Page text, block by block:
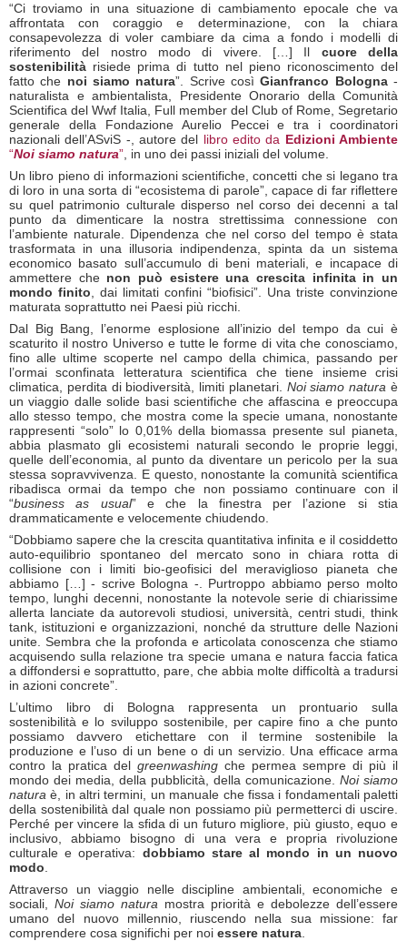
“Ci troviamo in una situazione di cambiamento epocale che va
affrontata con coraggio e determinazione, con la chiara
consapevolezza di voler cambiare da cima a fondo i modelli di
riferimento del nostro modo di vivere. […] Il cuore della
sostenibilità risiede prima di tutto nel pieno riconoscimento del
fatto che noi siamo natura”. Scrive cosìGianfranco Bologna-
naturalista e ambientalista, Presidente Onorario della Comunità
Scientifica del Wwf Italia, Full member del Club of Rome, Segretario
generale della Fondazione Aurelio Peccei e tra i coordinatori
nazionali dell’ASviS -, autore del libro edito da Edizioni Ambiente
“Noi siamo natura” , in uno dei passi iniziali del volume.
Un libro pieno di informazioni scientifiche, concetti che si legano tra
di loro in una sorta di “ecosistema di parole”, capace di far riflettere
su quel patrimonio culturale disperso nel corso dei decenni a tal
punto da dimenticare la nostra strettissima connessione con
l’ambiente naturale. Dipendenza che nel corso del tempo è stata
trasformata in una illusoria indipendenza, spinta da un sistema
economico basato sull’accumulo di beni materiali, e incapace di
ammettere che non può esistere una crescita infinita in un
mondo finito , dai limitati confini “biofisici”. Una triste convinzione
maturata soprattutto nei Paesi più ricchi.
Dal Big Bang, l’enorme esplosione all’inizio del tempo da cui è
scaturito il nostro Universo e tutte le forme di vita che conosciamo,
fino alle ultime scoperte nel campo della chimica, passando per
l’ormai sconfinata letteratura scientifica che tiene insieme crisi
climatica, perdita di biodiversità, limiti planetari. Noi siamo naturaè
un viaggio dalle solide basi scientifiche che affascina e preoccupa
allo stesso tempo, che mostra come la specie umana, nonostante
rappresenti “solo” lo 0,01% della biomassa presente sul pianeta,
abbia plasmato gli ecosistemi naturali secondo le proprie leggi,
quelle dell’economia, al punto da diventare un pericolo per la sua
stessa sopravvivenza. E questo, nonostante la comunità scientifica
ribadisca ormai da tempo che non possiamo continuare con il
“business as usual” e che la finestra per l’azione si stia
drammaticamente e velocemente chiudendo.
“Dobbiamo sapere che la crescita quantitativa infinita e il cosiddetto
auto-equilibrio spontaneo del mercato sono in chiara rotta di
collisione con i limiti bio-geofisici del meraviglioso pianeta che
abbiamo […] - scrive Bologna -. Purtroppo abbiamo perso molto
tempo, lunghi decenni, nonostante la notevole serie di chiarissime
allerta lanciate da autorevoli studiosi, università, centri studi, think
tank, istituzioni e organizzazioni, nonché da strutture delle Nazioni
unite. Sembra che la profonda e articolata conoscenza che stiamo
acquisendo sulla relazione tra specie umana e natura faccia fatica
a diffondersi e soprattutto, pare, che abbia molte difficoltà a tradursi
in azioni concrete”.
L’ultimo libro di Bologna rappresenta un prontuario sulla
sostenibilità e lo sviluppo sostenibile, per capire fino a che punto
possiamo davvero etichettare con il termine sostenibile la
produzione e l’uso di un bene o di un servizio. Una efficace arma
contro la pratica del greenwashing che permea sempre di più il
mondo dei media, della pubblicità, della comunicazione. Noi siamo
natura è, in altri termini, un manuale che fissa i fondamentali paletti
della sostenibilità dal quale non possiamo più permetterci di uscire.
Perché per vincere la sfida di un futuro migliore, più giusto, equo e
inclusivo, abbiamo bisogno di una vera e propria rivoluzione
culturale e operativa: dobbiamo stare al mondo in un nuovo
modo
Attraverso un viaggio nelle discipline ambientali, economiche e
sociali, Noi siamo natura mostra priorità e debolezze dell’essere
umano del nuovo millennio, riuscendo nella sua missione: far
comprendere cosa significhi per noi essere natura